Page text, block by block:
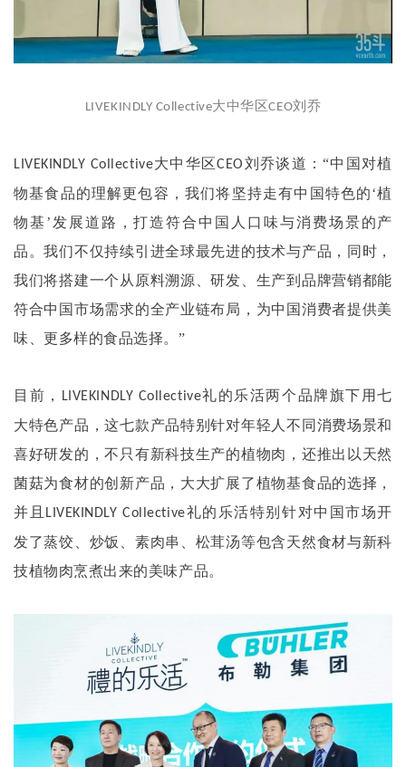
LIVEKINDLY Collective大中华区CEO刘乔
LIVEKINDLY Collective大中华区CEO刘乔谈道：“中国对植
物基食品的理解更包容，我们将坚持走有中国特色的‘植
物基’发展道路，打造符合中国人口味与消费场景的产
品。我们不仅持续引进全球最先进的技术与产品，同时，
我们将搭建一个从原料溯源、研发、生产到品牌营销都能
符合中国市场需求的全产业链布局，为中国消费者提供美
味、更多样的食品选择。”
目前， LIVEKINDLY Collective礼的乐活两个品牌旗下用七
大特色产品，这七款产品特别针对年轻人不同消费场景和
喜好研发的，不只有新科技生产的植物肉，还推出以天然
菌菇为食材的创新产品，大大扩展了植物基食品的选择，
并且 LIVEKINDLY Collective礼的乐活特别针对中国市场开
发了蒸饺、炒饭、素肉串、松茸汤等包含天然食材与新科
技植物肉烹煮出来的美味产品。